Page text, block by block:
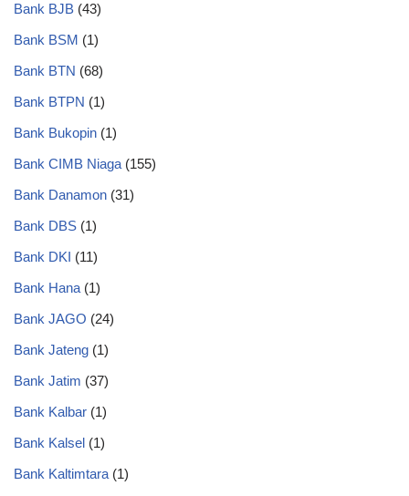
Bank BJB (43)
Bank BSM (1)
Bank BTN (68)
Bank BTPN (1)
Bank Bukopin (1)
Bank CIMB Niaga (155)
Bank Danamon (31)
Bank DBS (1)
Bank DKI (11)
Bank Hana (1)
Bank JAGO (24)
Bank Jateng (1)
Bank Jatim (37)
Bank Kalbar (1)
Bank Kalsel (1)
Bank Kaltimtara (1)